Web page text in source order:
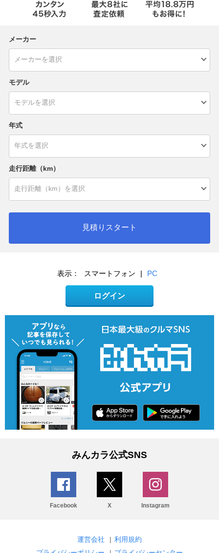
メーカー
モデル
年式
走行距離（km）
見積りスタート
表示： スマートフォン | PC
ログイン
みんカラ公式SNS
Facebook X Instagram
運営会社 | 利用規約